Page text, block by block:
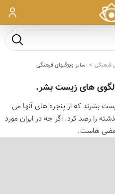
ورود
جست و
فرهنگی سایر ویژگیهای فرهنگی
های زیست بشر.
بشرند که از پنجره های آنها می
را رصد کرد. اگر جه در ایران مورد
هاست.